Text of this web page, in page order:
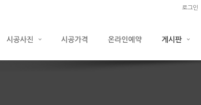
로그인